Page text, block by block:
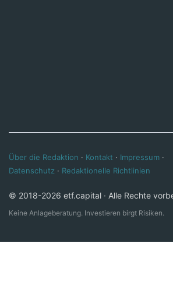
Über die Redaktion · Kontakt · Impressum ·
Datenschutz · Redaktionelle Richtlinien
© 2018-2026 etf.capital · Alle Rechte
Keine Anlageberatung. Investieren birgt Risiken.